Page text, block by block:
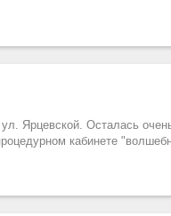
Ярцевской. Осталась
кабинете